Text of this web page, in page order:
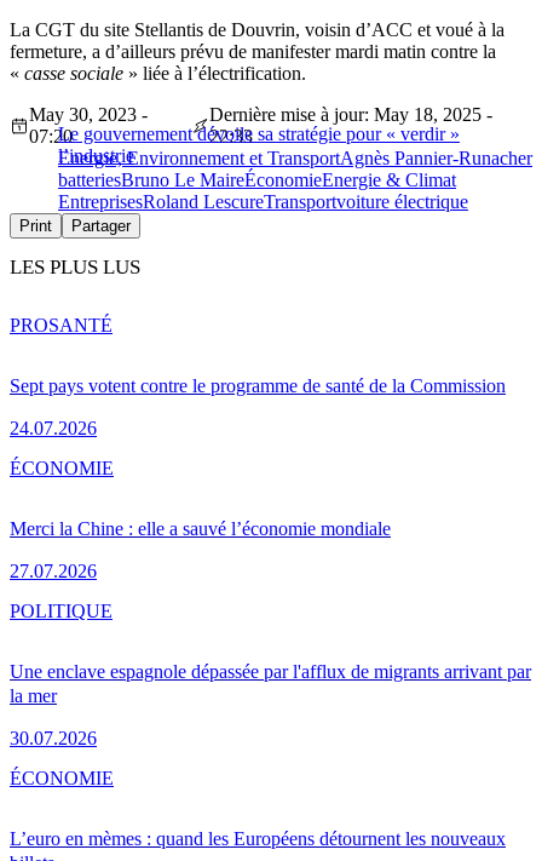
La CGT du site Stellantis de Douvrin, voisin d’ACC et voué à la
fermeture, a d’ailleurs prévu de manifester mardi matin contre la
« casse sociale » liée à l’électrification.
Le gouvernement dévoile sa stratégie pour « verdir »
l’industrie
May 30, 2023 -
07:20
Dernière mise à jour: May 18, 2025 -
22:33
Energie, Environnement et TransportAgnès Pannier-Runacher
batteriesBruno Le MaireÉconomieEnergie & Climat
EntreprisesRoland LescureTransportvoiture électrique
Print Partager
LES PLUS LUS
Sept pays votent contre le programme de santé de la Commission
24.07.2026
PROSANTÉ
Merci la Chine : elle a sauvé l’économie mondiale
27.07.2026
ÉCONOMIE
Une enclave espagnole dépassée par l'afflux de migrants arrivant par
la mer
30.07.2026
POLITIQUE
L’euro en mèmes : quand les Européens détournent les nouveaux
ÉCONOMIE